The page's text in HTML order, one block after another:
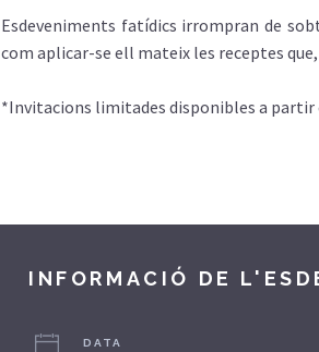
Esdeveniments fatídics irrompran de
com aplicar-se ell mateix les receptes
*Invitacions limitades disponibles a partir
INFORMACIÓ DE
DATA